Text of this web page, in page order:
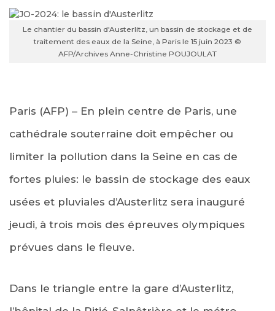
Le chantier du bassin d'Austerlitz, un bassin de stockage et de
traitement des eaux de la Seine, à Paris le 15 juin 2023 ©
AFP/Archives Anne-Christine POUJOULAT
Paris (AFP) – En plein centre de Paris, une
cathédrale souterraine doit empêcher ou
limiter la pollution dans la Seine en cas de
fortes pluies: le bassin de stockage des eaux
usées et pluviales d’Austerlitz sera inauguré
jeudi, à trois mois des épreuves olympiques
prévues dans le fleuve.
Dans le triangle entre la gare d’Austerlitz,